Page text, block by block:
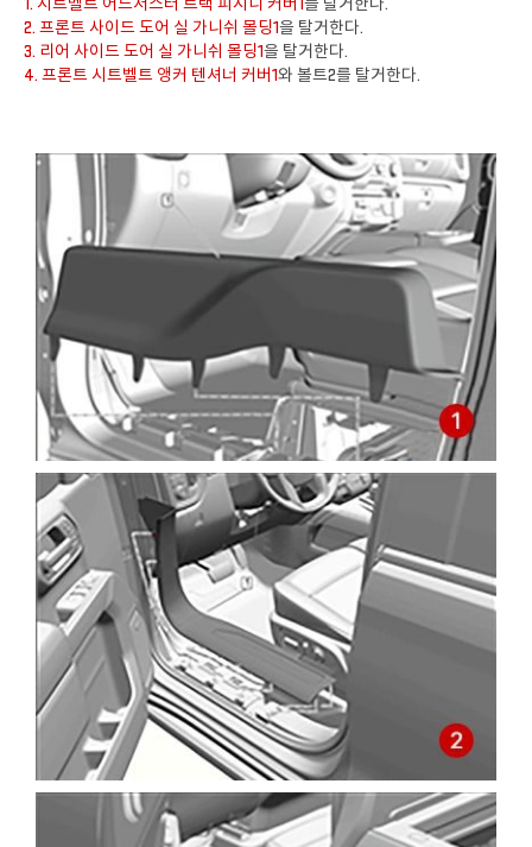
1. 시트벨트 어드저스터 트랙 피시니 커버1를 탈거한다.
2. 프론트 사이드 도어 실 가니쉬 몰딩1을 탈거한다.
3. 리어 사이드 도어 실 가니쉬 몰딩1을 탈거한다.
4. 프론트 시트벨트 앵커 텐셔너 커버1와 볼트2를 탈거한다.